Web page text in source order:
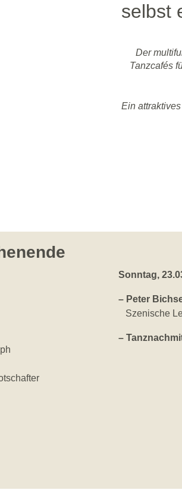
selbst
Der
Tanzcafés
Ein
Sonntag,
– Peter
Szenische
–